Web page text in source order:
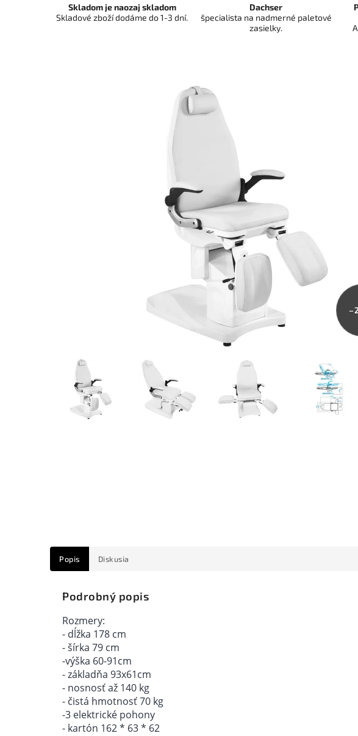
Skladom je naozaj skladom
Skladové zboží dodáme do 1-3 dní.
Dachser
špecialista na nadmerné paletové
zasielky.
Popis Diskusia
Podrobný popis
Rozmery:
- dĺžka 178 cm
- šírka 79 cm
-výška 60-91cm
- základňa 93x61cm
- nosnosť až 140 kg
- čistá hmotnosť 70 kg
-3 elektrické pohony
- kartón 162 * 63 * 62